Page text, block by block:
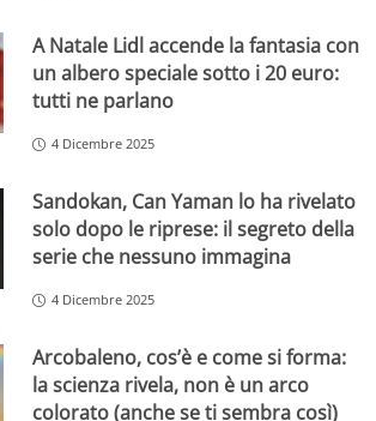
A Natale Lidl accende la fantasia con
un albero speciale sotto i 20 euro:
tutti ne parlano
4 Dicembre 2025
Sandokan, Can Yaman lo ha rivelato
solo dopo le riprese: il segreto della
serie che nessuno immagina
4 Dicembre 2025
Arcobaleno, cos’è e come si forma:
la scienza rivela, non è un arco
colorato (anche se ti sembra così)